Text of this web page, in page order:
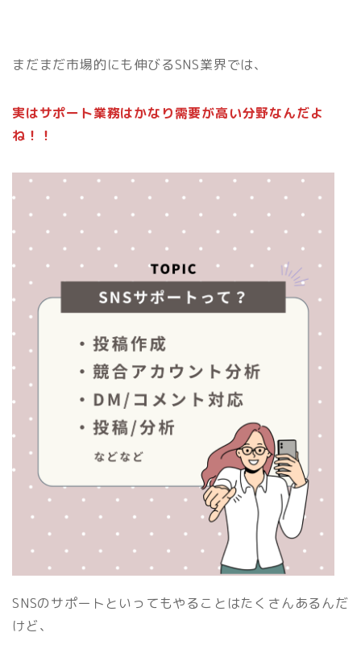
まだまだ市場的にも伸びるSNS業界では、
実はサポート業務はかなり需要が高い分野なんだよ
ね！！
SNSのサポートといってもやることはたくさんあるんだ
けど、